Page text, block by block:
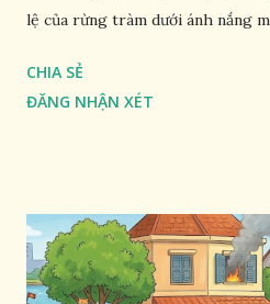
lệ của rừng tràm dưới ánh nắng
CHIA SẺ
ĐĂNG NHẬN XÉT